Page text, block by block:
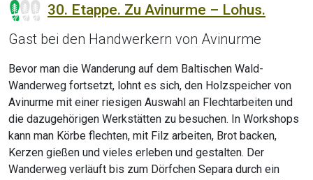
30. Etappe. Zu Avinurme – Lohus.
Gast bei den Handwerkern von Avinurme
Bevor man die Wanderung auf dem Baltischen Wald-
Wanderweg fortsetzt, lohnt es sich, den Holzspeicher von
Avinurme mit einer riesigen Auswahl an Flechtarbeiten und
die dazugehörigen Werkstätten zu besuchen. In Workshops
kann man Körbe flechten, mit Filz arbeiten, Brot backen,
Kerzen gießen und vieles erleben und gestalten. Der
Wanderweg verläuft bis zum Dörfchen Separa durch ein